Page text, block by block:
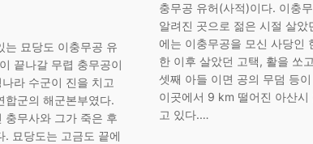
는 묘당도 이충무공 유
끝나갈 무렵 충무공이
라 수군이 진을 치고
합군의 해군본부였다.
충무사와 그가 죽은 후
. 묘당도는 고금도 끝에
충무공 유허(사적)이다. 이충
알려진 곳으로 젊은 시절 살
에는 이충무공을 모신 사당인
한 이후 살았던 고택, 활을 쏘
셋째 아들 이면 공의 무덤 등
이곳에서 9 km 떨어진 아산
고 있다.…